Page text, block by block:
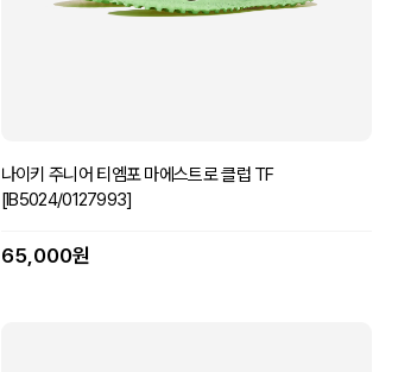
나이키 주니어 티엠포 마에스트로 클럽 TF
[IB5024/0127993]
65,000원